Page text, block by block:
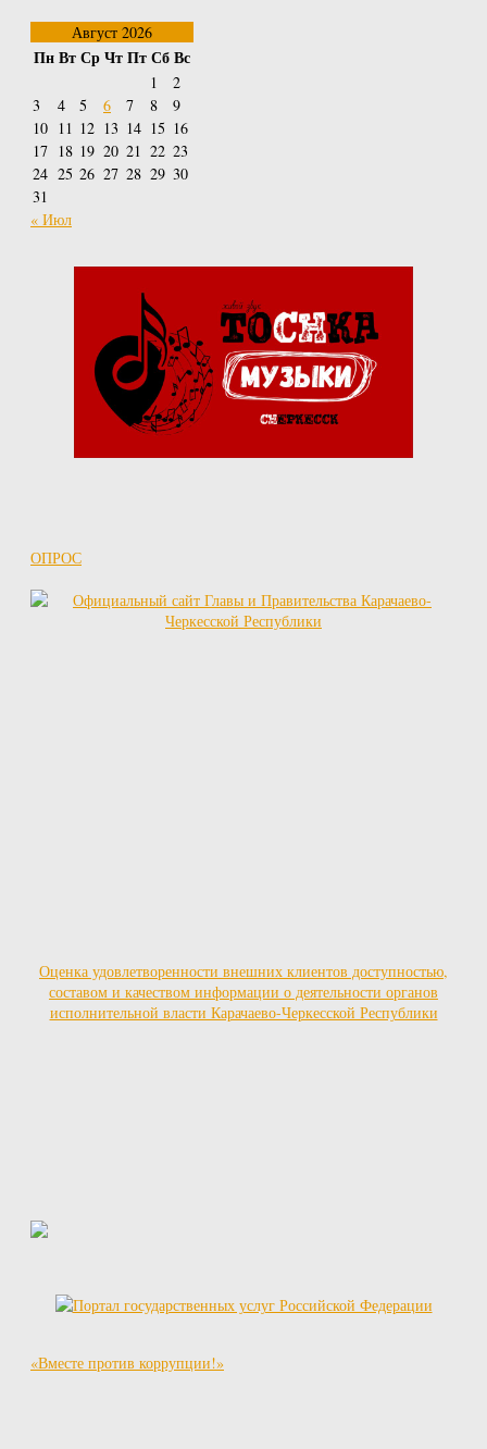
Август 2026
ПнВтСрЧтПтСбВс
1
2
3
4 5 6 7 8
9
10 11 12 13 14 15 16
17 18 19 20 21 22 23
24 25 26 27 28 29 30
31
« Июл
ОПРОС
Оценка удовлетворенности внешних клиентов доступностью,
составом и качеством информации о деятельности органов
исполнительной власти Карачаево-Черкесской Республики
«Вместе против коррупции!»